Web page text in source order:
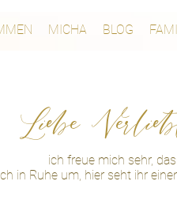
MICHA BLOG
Liebe
ich freue mich sehr,
in Ruhe um, hier seht ihr